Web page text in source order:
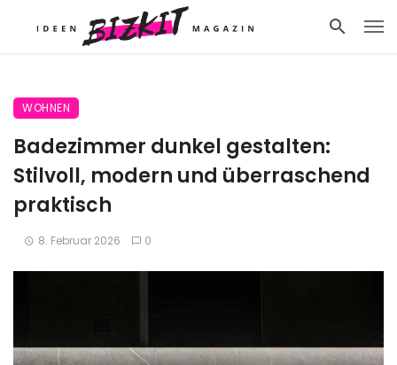
WOHNEN
Badezimmer dunkel gestalten:
Stilvoll, modern und überraschend
praktisch
8. Februar 2026 0